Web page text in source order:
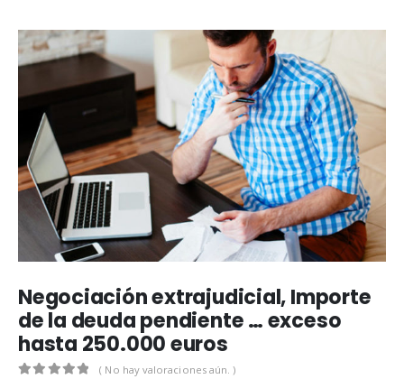
Negociación extrajudicial, Importe
de la deuda pendiente … exceso
hasta 250.000 euros
( No hay valoraciones aún. )